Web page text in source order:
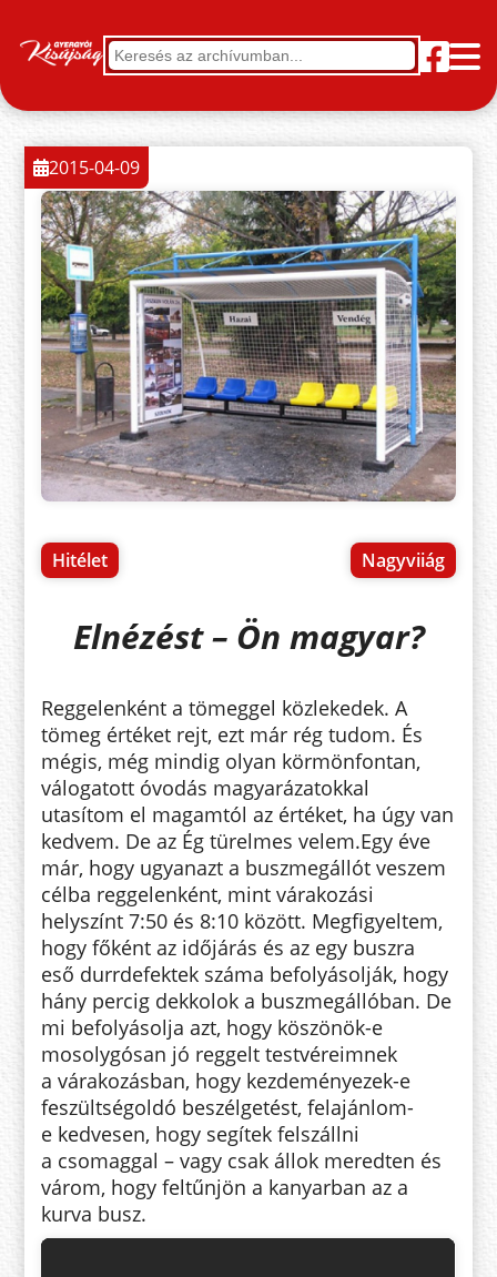
Hitélet Nagyviiág
2015-04-09
Elnézést – Ön magyar?
Reggelenként a tömeggel közlekedek. A
tömeg értéket rejt, ezt már rég tudom. És
mégis, még mindig olyan körmönfontan,
válogatott óvodás magyarázatokkal
utasítom el magamtól az értéket, ha úgy van
kedvem. De az Ég türelmes velem.Egy éve
már, hogy ugyanazt a buszmegállót veszem
célba reggelenként, mint várakozási
helyszínt 7:50 és 8:10 között. Megfigyeltem,
hogy főként az időjárás és az egy buszra
eső durrdefektek száma befolyásolják, hogy
hány percig dekkolok a buszmegállóban. De
mi befolyásolja azt, hogy köszönök-e
mosolygósan jó reggelt testvéreimnek
a várakozásban, hogy kezdeményezek-e
feszültségoldó beszélgetést, felajánlom-
e kedvesen, hogy segítek felszállni
a csomaggal – vagy csak állok meredten és
várom, hogy feltűnjön a kanyarban az a
kurva busz.